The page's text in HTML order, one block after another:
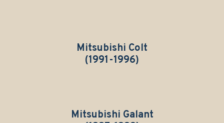
Mitsubishi Colt
(1991-1996)
Mitsubishi Galant